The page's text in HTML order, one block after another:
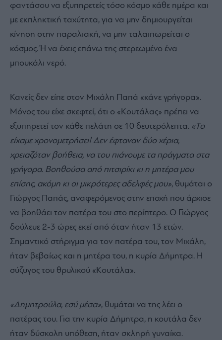
φαντάσου να εξυπηρετείς τόσο κόσμο κάθε ημέρα και
με εκπληκτική ταχύτητα, για να μην δημιουργείται
κίνηση στην παραλιακή, να μην ταλαιπωρείται ο
κόσμος. Ή να έχεις επάνω της στερεωμένο ένα
μπουκάλι νερό.
Κανείς δεν είπε στον Μιχάλη Παπά «κάνε γρήγορα».
Μόνος του είχε σκεφτεί, ότι ο «Κουτάλας» πρέπει να
εξυπηρετεί τον κάθε πελάτη σε 10 δευτερόλεπτα. «Το
είχαμε χρονομετρήσει! Δεν έφταναν δύο χέρια,
χρειαζόταν βοήθεια, να του πιάνουμε τα πράγματα στα
γρήγορα. Βοηθούσα από πιτσιρίκι κι η μητέρα μου
επίσης, ακόμη κι οι μικρότερες αδελφές μου», θυμάται ο
Γιώργος Παπάς, αναφερόμενος στην εποχή που άρχισε
να βοηθάει τον πατέρα του στο περίπτερο. Ο Γιώργος
δούλευε 2-3 ώρες εκεί από όταν ήταν 13 ετών.
Σημαντικό στήριγμα για τον πατέρα του, τον Μιχάλη,
ήταν βεβαίως και η μητέρα του, η κυρία Δήμητρα. Η
σύζυγος του θρυλικού «Κουτάλα».
«Δημητρούλα, εσύ μέσα», θυμάται να της λέει ο
πατέρας του. Για την κυρία Δήμητρα, η κουτάλα δεν
ήταν δύσκολη υπόθεση, ήταν σκληρή γυναίκα.